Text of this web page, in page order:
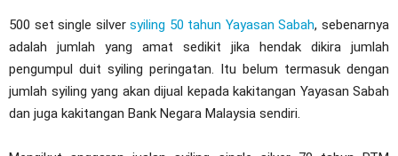
500 set single silversyiling 50 tahun Yayasan Sabah, sebenarnya
adalah jumlah yang amat sedikit jika hendak dikira jumlah
pengumpul duit syiling peringatan. Itu belum termasuk dengan
jumlah syiling yang akan dijual kepada kakitangan Yayasan Sabah
dan juga kakitangan Bank Negara Malaysia sendiri.